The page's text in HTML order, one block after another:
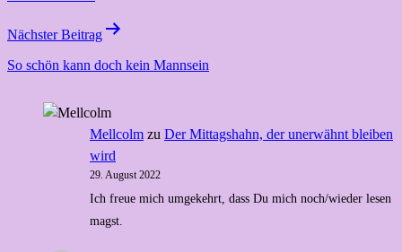
Nächster Beitrag
So schön kann doch kein Mannsein
Mellcolm zu Der Mittagshahn, der unerwähnt bleiben
wird
29. August 2022
Ich freue mich umgekehrt, dass Du mich noch/wieder lesen
magst.